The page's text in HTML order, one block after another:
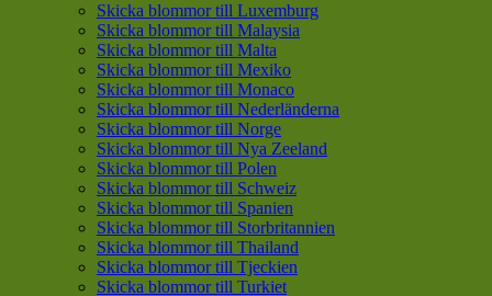
Skicka blommor till Luxemburg
Skicka blommor till Malaysia
Skicka blommor till Malta
Skicka blommor till Mexiko
Skicka blommor till Monaco
Skicka blommor till Nederländerna
Skicka blommor till Norge
Skicka blommor till Nya Zeeland
Skicka blommor till Polen
Skicka blommor till Schweiz
Skicka blommor till Spanien
Skicka blommor till Storbritannien
Skicka blommor till Thailand
Skicka blommor till Tjeckien
Skicka blommor till Turkiet